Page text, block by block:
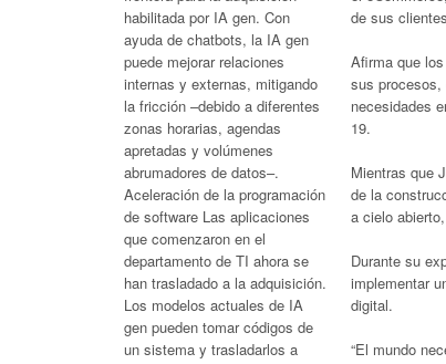
de sus
Afirma que
sus procesos,
necesidades
19.
Mientras que
de la
a cielo
Durante su
implementar
digital.
“El mundo
habilitada por IA gen. Con
ayuda de chatbots, la IA gen
puede mejorar relaciones
internas y externas, mitigando
la fricción –debido a diferentes
zonas horarias, agendas
apretadas y volúmenes
abrumadores de datos–.
Aceleración de la programación
de software Las aplicaciones
que comenzaron en el
departamento de TI ahora se
han trasladado a la adquisición.
Los modelos actuales de IA
gen pueden tomar códigos de
un sistema y trasladarlos a